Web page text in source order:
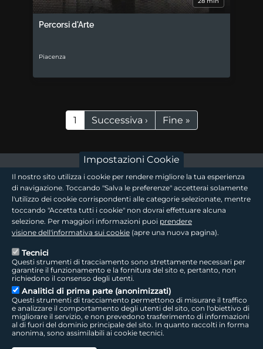
Percorsi d'Arte
Piacenza
Paginazione
Pagina attuale
1 Pagina successiva
Successiva › Ultima pagina
Fine »
footer - sezione logo 1
footer - sezione logo2
footer - sezione link utili
Seguici sui social
LepidaTV | Accessibilità | Cookie | Privacy | Social Media Policy
Impostazioni Cookie
Il nostro sito utilizza i cookie per rendere migliore la tua esperienza
di navigazione. Toccando "Salva le preferenze" accetterai solamente
l'utilizzo dei cookie corrispondenti alle categorie selezionate, mentre
toccando "Accetta tutti i cookie" non dovrai effettuare alcuna
selezione. Per maggiori informazioni puoi prendere
visione dell'informativa sui cookie (apre una nuova pagina).
Tecnici
Questi strumenti di tracciamento sono strettamente necessari per
garantire il funzionamento e la fornitura del sito e, pertanto, non
richiedono il consenso degli utenti.
Analitici di prima parte (anonimizzati)
Questi strumenti di tracciamento permettono di misurare il traffico
e analizzare il comportamento degli utenti del sito, con l'obiettivo di
migliorare il servizio, e non prevedono trasferimento di informazioni
al di fuori del dominio principale del sito. In quanto raccolti in forma
anonima, sono assimilabili ai cookie tecnici.